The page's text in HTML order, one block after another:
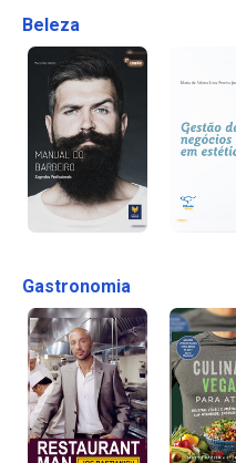
Beleza
Gastronomia